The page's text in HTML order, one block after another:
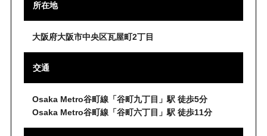
所在地
大阪府大阪市中央区瓦屋町2丁目
交通
Osaka Metro谷町線「谷町九丁目」駅 徒歩5分
Osaka Metro谷町線「谷町六丁目」駅 徒歩11分